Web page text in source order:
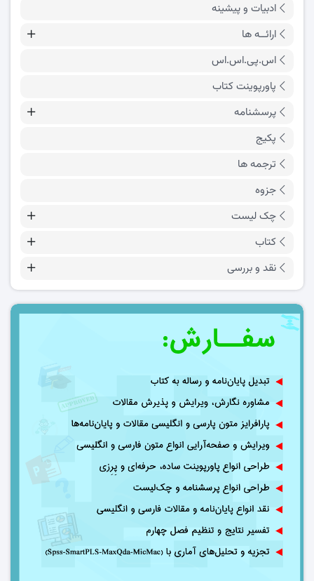
ادبیات و پیشینه
ارائــه ها
اس.پی.اس.اس
پاورپوینت کتاب
پرسشنامه
پکیج
ترجمه ها
جزوه
چک لیست
کتاب
نقد و بررسی